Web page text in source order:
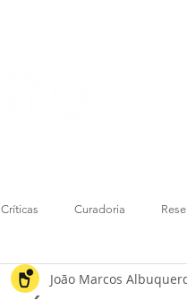
Críticas Curadoria
João Marcos